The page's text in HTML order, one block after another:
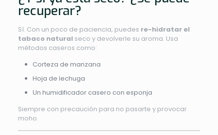
recuperar?
Sí. Con un poco de paciencia, puedes re-hidratar el
tabaco naturalseco y devolverle su aroma. Usa
métodos caseros como:
Corteza de manzana
Hoja de lechuga
Un humidificador casero con esponja
Siempre con precaución para no pasarte y provocar
moho.